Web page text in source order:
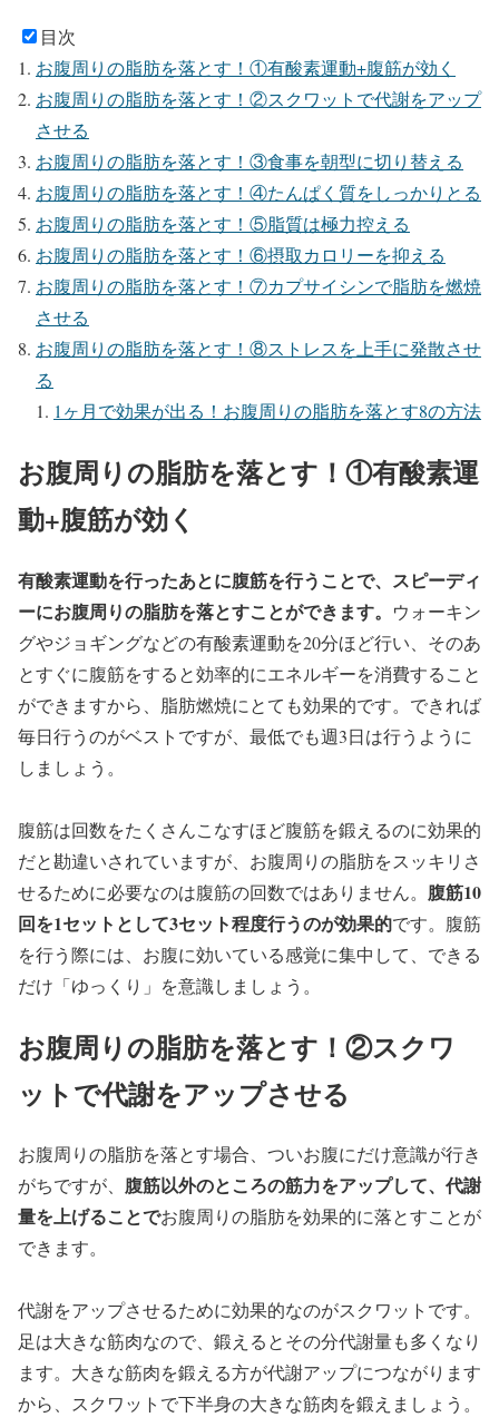
目次
お腹周りの脂肪を落とす！①有酸素運動+腹筋が効く
お腹周りの脂肪を落とす！②スクワットで代謝をアップ
させる
お腹周りの脂肪を落とす！③食事を朝型に切り替える
お腹周りの脂肪を落とす！④たんぱく質をしっかりとる
お腹周りの脂肪を落とす！⑤脂質は極力控える
お腹周りの脂肪を落とす！⑥摂取カロリーを抑える
お腹周りの脂肪を落とす！⑦カプサイシンで脂肪を燃焼
させる
お腹周りの脂肪を落とす！⑧ストレスを上手に発散させ
る
1ヶ月で効果が出る！お腹周りの脂肪を落とす8の方法
お腹周りの脂肪を落とす！①有酸素運
動+腹筋が効く
有酸素運動を行ったあとに腹筋を行うことで、スピーディ
ーにお腹周りの脂肪を落とすことができます。 ウォーキン
グやジョギングなどの有酸素運動を20分ほど行い、そのあ
とすぐに腹筋をすると効率的にエネルギーを消費すること
ができますから、脂肪燃焼にとても効果的です。できれば
毎日行うのがベストですが、最低でも週3日は行うように
しましょう。
腹筋は回数をたくさんこなすほど腹筋を鍛えるのに効果的
だと勘違いされていますが、お腹周りの脂肪をスッキリさ
せるために必要なのは腹筋の回数ではありません。 腹筋10
回を1セットとして3セット程度行うのが効果的です。腹筋
を行う際には、お腹に効いている感覚に集中して、できる
だけ「ゆっくり」を意識しましょう。
お腹周りの脂肪を落とす！②スクワ
ットで代謝をアップさせる
お腹周りの脂肪を落とす場合、ついお腹にだけ意識が行き
がちですが、 腹筋以外のところの筋力をアップして、代謝
量を上げることでお腹周りの脂肪を効果的に落とすことが
できます。
代謝をアップさせるために効果的なのがスクワットです。
足は大きな筋肉なので、鍛えるとその分代謝量も多くなり
ます。大きな筋肉を鍛える方が代謝アップにつながります
から、スクワットで下半身の大きな筋肉を鍛えましょう。